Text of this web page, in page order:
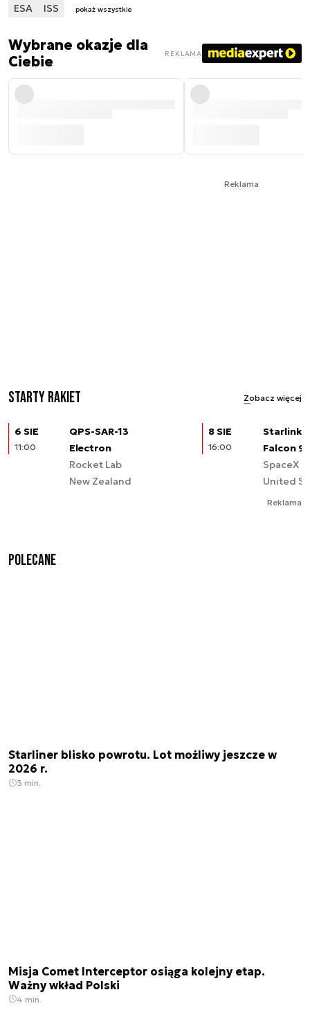
ESA
ISS pokaż wszystkie
Wybrane okazje dla
Ciebie
REKLAMA
Reklama
Starty rakiet Zobacz więcej
6 SIE
11:00
QPS-SAR-13
Electron
Rocket Lab
New Zealand
8 SIE
16:00
Starlink
Falcon 9
SpaceX
United
Reklama
Polecane
Starliner blisko powrotu. Lot możliwy jeszcze w
2026 r.
3 min.
Misja Comet Interceptor osiąga kolejny etap.
Ważny wkład Polski
4 min.